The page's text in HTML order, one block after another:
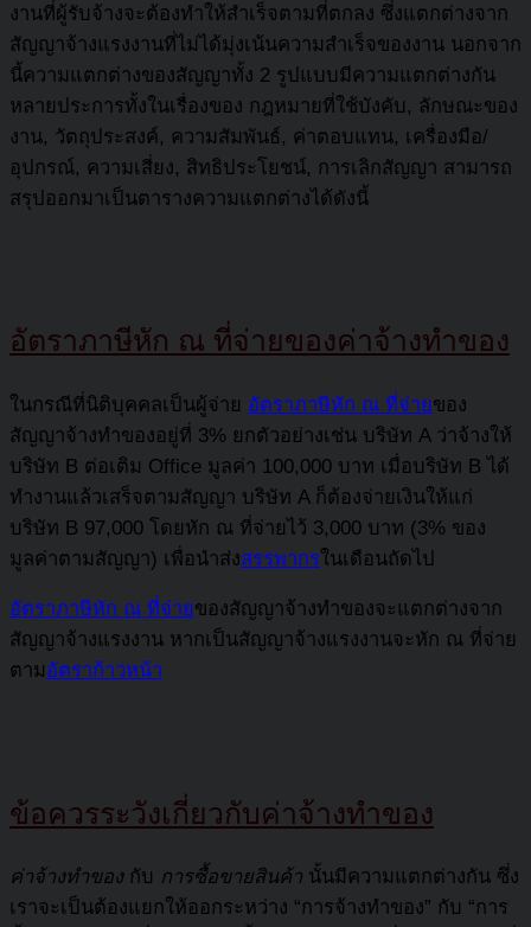
งานที่ผู้รับจ้างจะต้องทำให้สำเร็จตามที่ตกลง ซึ่งแตกต่างจาก
สัญญาจ้างแรงงานที่ไม่ได้มุ่งเน้นความสำเร็จของงาน นอกจาก
นี้ความแตกต่างของสัญญาทั้ง 2 รูปแบบมีความแตกต่างกัน
หลายประการทั้งในเรื่องของ กฎหมายที่ใช้บังคับ, ลักษณะของ
งาน, วัตถุประสงค์, ความสัมพันธ์, ค่าตอบแทน, เครื่องมือ/
อุปกรณ์, ความเสี่ยง, สิทธิประโยชน์, การเลิกสัญญา สามารถ
สรุปออกมาเป็นตารางความแตกต่างได้ดังนี้
อัตราภาษีหัก ณ ที่จ่ายของค่าจ้างทำของ
ในกรณีที่นิติบุคคลเป็นผู้จ่าย อัตราภาษีหัก ณ ที่จ่ายของ
สัญญาจ้างทำของอยู่ที่ 3% ยกตัวอย่างเช่น บริษัท A ว่าจ้างให้
บริษัท B ต่อเติม Office มูลค่า 100,000 บาท เมื่อบริษัท B ได้
ทำงานแล้วเสร็จตามสัญญา บริษัท A ก็ต้องจ่ายเงินให้แก่
บริษัท B 97,000 โดยหัก ณ ที่จ่ายไว้ 3,000 บาท (3% ของ
มูลค่าตามสัญญา) เพื่อนำส่งสรรพากรในเดือนถัดไป
อัตราภาษีหัก ณ ที่จ่ายของสัญญาจ้างทำของจะแตกต่างจาก
สัญญาจ้างแรงงาน หากเป็นสัญญาจ้างแรงงานจะหัก ณ ที่จ่าย
ตามอัตราก้าวหน้า
ข้อควรระวังเกี่ยวกับค่าจ้างทำของ
ค่าจ้างทำของกับ การซื้อขายสินค้า นั้นมีความแตกต่างกัน ซึ่ง
เราจะเป็นต้องแยกให้ออกระหว่าง “การจ้างทำของ” กับ “การ